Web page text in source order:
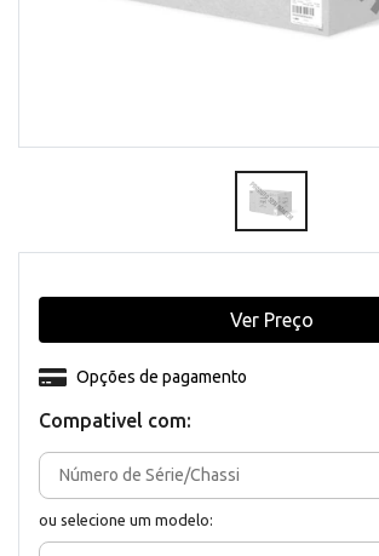
Compativel com:
ou selecione um modelo:
Opções de pagamento
Ver Preço